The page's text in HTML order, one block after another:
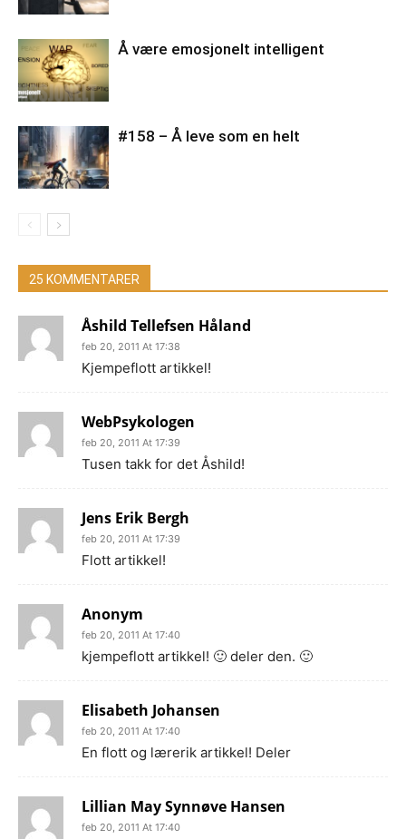
Å være emosjonelt intelligent
#158 – Å leve som en helt
25 KOMMENTARER
Åshild Tellefsen Håland
feb 20, 2011 At 17:38
Kjempeflott artikkel!
WebPsykologen
feb 20, 2011 At 17:39
Tusen takk for det Åshild!
Jens Erik Bergh
feb 20, 2011 At 17:39
Flott artikkel!
Anonym
feb 20, 2011 At 17:40
kjempeflott artikkel! 🙂 deler den. 🙂
Elisabeth Johansen
feb 20, 2011 At 17:40
En flott og lærerik artikkel! Deler
Lillian May Synnøve Hansen
feb 20, 2011 At 17:40